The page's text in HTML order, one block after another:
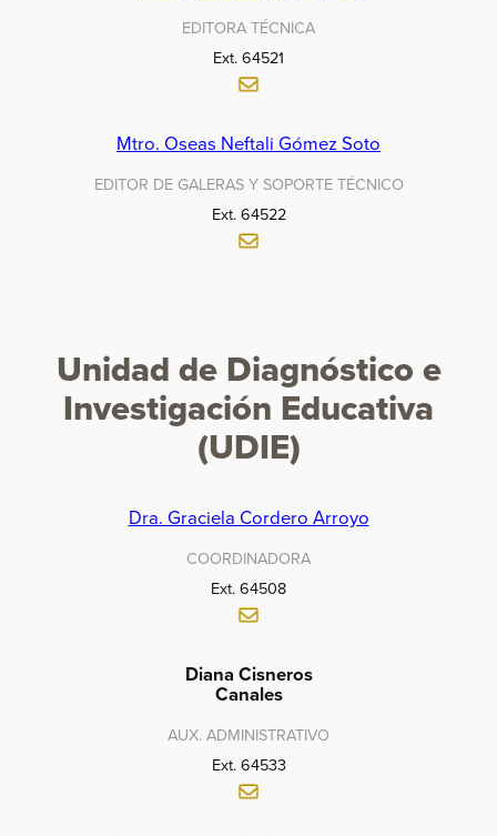
EDITORA TÉCNICA
Ext. 64521
Mtro. Oseas Neftali Gómez Soto
EDITOR DE GALERAS Y SOPORTE TÉCNICO
Ext. 64522
Unidad de Diagnóstico e
Investigación Educativa
(UDIE)
Dra. Graciela Cordero Arroyo
COORDINADORA
Ext. 64508
Diana Cisneros
Canales
AUX. ADMINISTRATIVO
Ext. 64533